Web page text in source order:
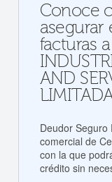
Conoce
asegurar
facturas
AND
Deudor Seguro
comercial de
con la que
crédito sin